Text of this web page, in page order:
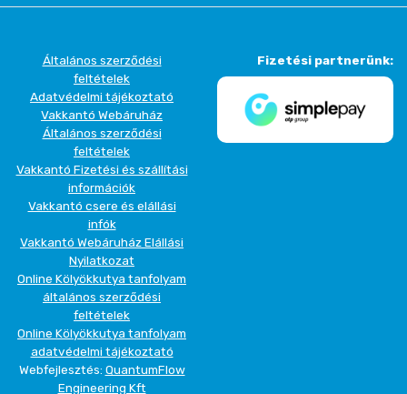
Általános szerződési
feltételek
Adatvédelmi tájékoztató
Vakkantó Webáruház
Általános szerződési
feltételek
Vakkantó Fizetési és szállítási
információk
Vakkantó csere és elállási
infók
Vakkantó Webáruház Elállási
Nyilatkozat
Online Kölyökkutya tanfolyam
általános szerződési
feltételek
Online Kölyökkutya tanfolyam
adatvédelmi tájékoztató
Webfejlesztés: QuantumFlow
Engineering Kft
Fizetési partnerünk: